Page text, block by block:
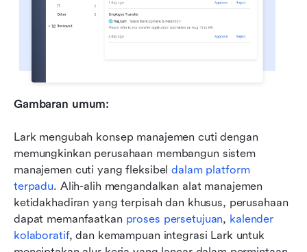
Gambaran umum:
Lark mengubah konsep manajemen cuti dengan
memungkinkan perusahaan membangun sistem
manajemen cuti yang fleksibel dalam platform
terpadu. Alih-alih mengandalkan alat manajemen
ketidakhadiran yang terpisah dan khusus, perusahaan
dapat memanfaatkan proses persetujuan, kalender
kolaboratif, dan kemampuan integrasi Lark untuk